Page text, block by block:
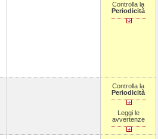
Controlla la
Periodicità
Controlla la
Periodicità
Leggi le
avvertenze